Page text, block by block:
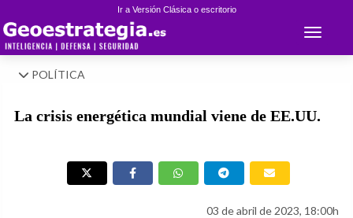
Ir a Versión Clásica o escritorio
Toggle
POLÍTICA
La crisis energética mundial viene de EE.UU.
03 de abril de 2023, 18:00h